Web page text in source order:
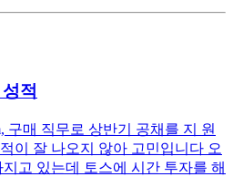
적
구매 직무로 상반기 공채를 지 원
이 잘 나오지 않아 고민입니다 오
지고 있는데 토스에 시간 투자를 해